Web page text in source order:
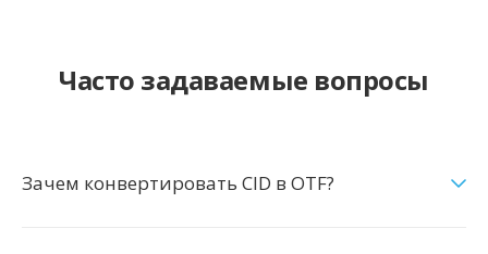
Часто задаваемые вопросы
Зачем конвертировать CID в OTF?